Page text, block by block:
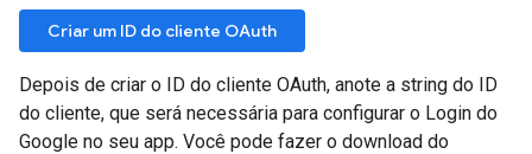
Criar um ID do cliente OAuth
Depois de criar o ID do cliente OAuth, anote a string do ID
do cliente, que será necessária para configurar o Login do
Google no seu app. Você pode fazer o download do